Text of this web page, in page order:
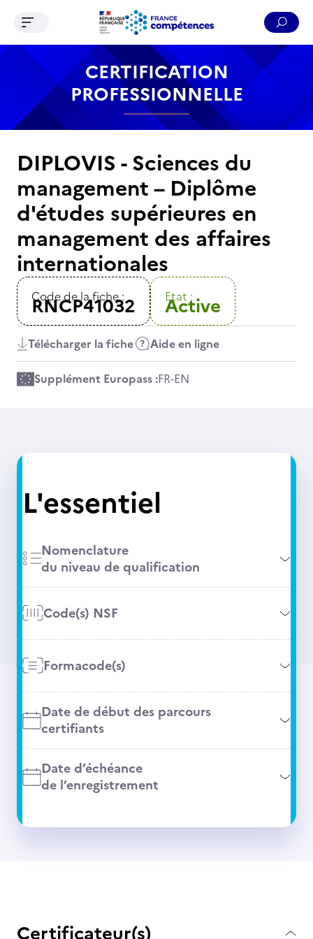
Contenu Recherche Menu Pied de page
Ouvrir le menu de navigation
CERTIFICATION
PROFESSIONNELLE
DIPLOVIS - Sciences du
management – Diplôme
d'études supérieures en
management des affaires
internationales
Code de la fiche :
RNCP41032 Etat :
Active
Télécharger la fiche Aide en ligne
Supplément Europass :FR-EN
L'essentiel
Nomenclature
du niveau de qualification
Code(s) NSF
Formacode(s)
Date de début des parcours
certifiants
Date d’échéance
de l’enregistrement
Certificateur(s)